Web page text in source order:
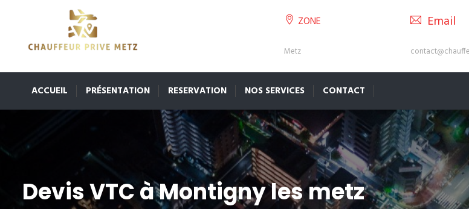
ZONE
Metz
Email
ACCUEIL PRÉSENTATION RESERVATION NOS SERVICES CONTACT
Devis VTC à Montigny les metz